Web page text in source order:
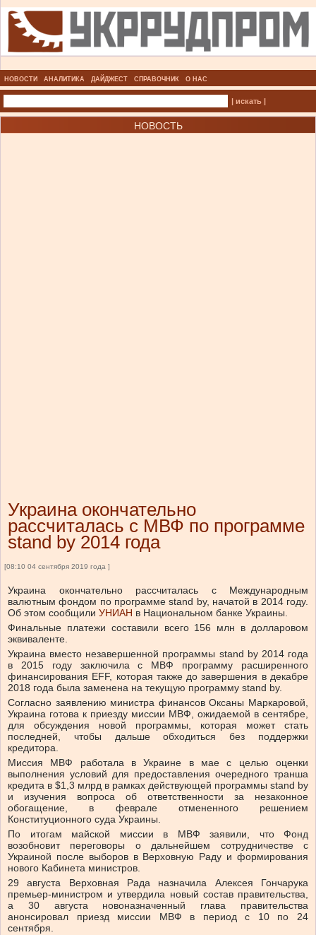
НОВОСТИ АНАЛИТИКА ДАЙДЖЕСТ СПРАВОЧНИК О НАС
| искать |
НОВОСТЬ
Украина окончательно
рассчиталась с МВФ по программе
stand by 2014 года
[08:10 04 сентября 2019 года ]
Украина окончательно рассчиталась с Международным
валютным фондом по программе stand by, начатой в 2014 году.
Об этом сообщили УНИАН в Национальном банке Украины.
Финальные платежи составили всего 156 млн в долларовом
эквиваленте.
Украина вместо незавершенной программы stand by 2014 года
в 2015 году заключила с МВФ программу расширенного
финансирования EFF, которая также до завершения в декабре
2018 года была заменена на текущую программу stand by.
Согласно заявлению министра финансов Оксаны Маркаровой,
Украина готова к приезду миссии МВФ, ожидаемой в сентябре,
для обсуждения новой программы, которая может стать
последней, чтобы дальше обходиться без поддержки
кредитора.
Миссия МВФ работала в Украине в мае с целью оценки
выполнения условий для предоставления очередного транша
кредита в $1,3 млрд в рамках действующей программы stand by
и изучения вопроса об ответственности за незаконное
обогащение, в феврале отмененного решением
Конституционного суда Украины.
По итогам майской миссии в МВФ заявили, что Фонд
возобновит переговоры о дальнейшем сотрудничестве с
Украиной после выборов в Верховную Раду и формирования
нового Кабинета министров.
29 августа Верховная Рада назначила Алексея Гончарука
премьер-министром и утвердила новый состав правительства,
а 30 августа новоназначенный глава правительства
анонсировал приезд миссии МВФ в период с 10 по 24
сентября.